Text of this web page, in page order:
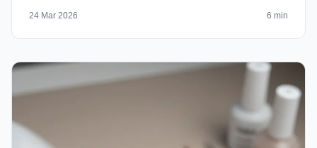
24 Mar 2026 6 min